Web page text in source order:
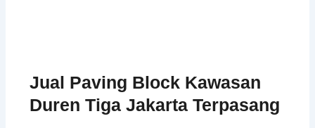
Jual Paving Block Kawasan
Duren Tiga Jakarta Terpasang